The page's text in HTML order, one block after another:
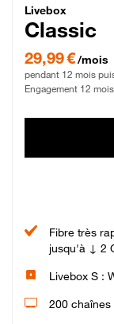
Livebox
Livebox
Classic
29,99 € par mois
29,99 €/mois
pendant 12 mois
Engagement 12 mois
Fibre très
jusqu'à ↓ 2
Livebox S :
200 chaînes